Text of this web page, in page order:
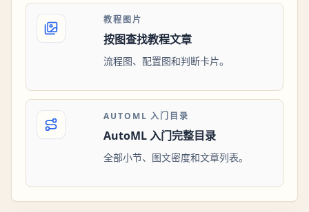
教程图片
按图查找教程文章
流程图、配置图和判断卡片。
AUTOML 入门目录
AutoML 入门完整目录
全部小节、图文密度和文章列表。